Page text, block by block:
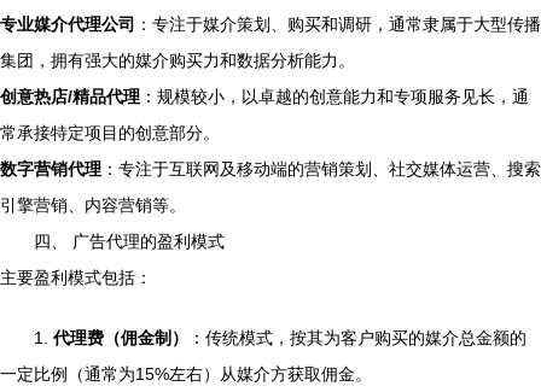
专业媒介代理公司 ：专注于媒介策划、购买和调研，通常隶属于大型传播
集团，拥有强大的媒介购买力和数据分析能力。
创意热店/精品代理 ：规模较小，以卓越的创意能力和专项服务见长，通
常承接特定项目的创意部分。
数字营销代理 ：专注于互联网及移动端的营销策划、社交媒体运营、搜索
引擎营销、内容营销等。
四、 广告代理的盈利模式
主要盈利模式包括：
1. 代理费（佣金制）
：传统模式，按其为客户购买的媒介总金额的
一定比例（通常为15%左右）从媒介方获取佣金。